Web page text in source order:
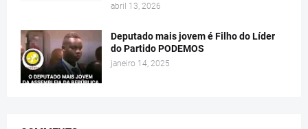
abril 13, 2026
Deputado mais jovem é Filho do Líder
do Partido PODEMOS
janeiro 14, 2025